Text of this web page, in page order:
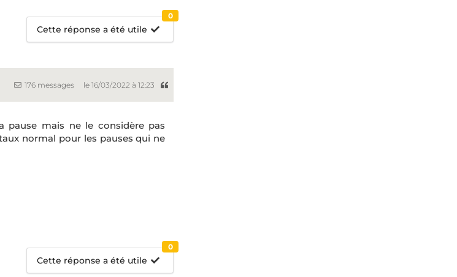
Cette réponse a été utile
0
176 messages le 16/03/2022 à 12:23
pause mais ne le considère pas
normal pour les pauses qui ne
Cette réponse a été utile
0